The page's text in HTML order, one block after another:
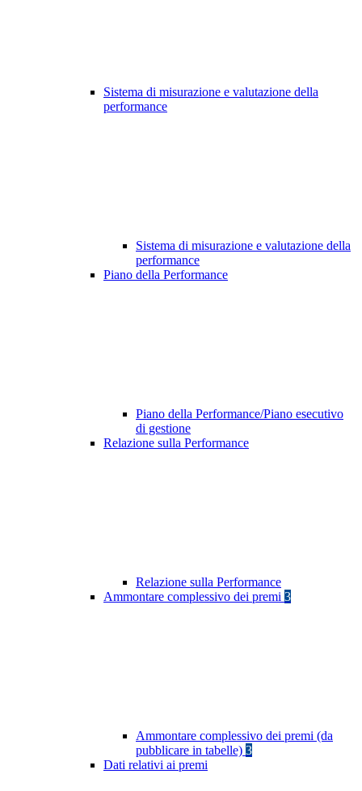
Sistema di misurazione e valutazione della
performance
Sistema di misurazione e valutazione della
performance
Piano della Performance
Piano della Performance/Piano esecutivo
di gestione
Relazione sulla Performance
Relazione sulla Performance
Ammontare complessivo dei premi 3
Ammontare complessivo dei premi (da
pubblicare in tabelle) 3
Dati relativi ai premi